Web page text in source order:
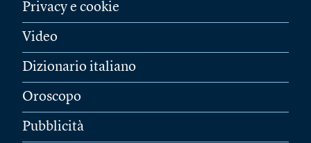
Privacy e cookie
Video
Dizionario italiano
Oroscopo
Pubblicità